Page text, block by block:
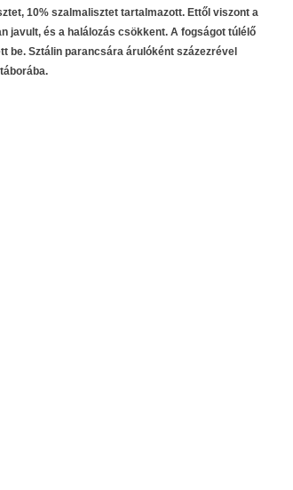
10% szalmalisztet tartalmazott. Ettől viszont a
javult, és a halálozás csökkent. A fogságot túlélő
be. Sztálin parancsára árulóként százezrével